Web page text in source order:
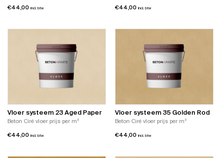
€44,00 incl. btw
€44,00 incl. btw
Vloer systeem 23 Aged Paper
Beton Ciré vloer prijs per m²
€44,00 incl. btw
Vloer systeem 35 Golden Rod
Beton Ciré vloer prijs per m²
€44,00 incl. btw